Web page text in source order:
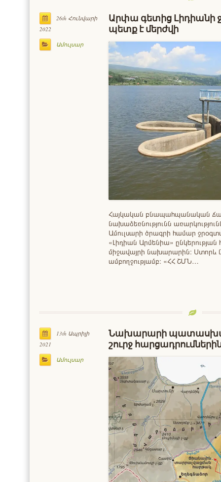
26th Հունվարի
2022
Ամուլսար
Արփա գետից Լիդիանի
պետք է մերժվի
Հայկական բնապահպանական
նախաձեռնությունն
Ամուլսարի ծրագրի համար
«Լիդիան Արմենիա»
միջավայրի նախարարին։ Ստորև
ամբողջությամբ։ «ՀՀ ՇՄՆ…
13th Ապրիլի
2021
Ամուլսար
Նախարարի
շուրջ